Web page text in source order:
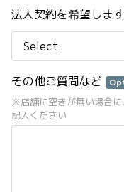
法人契約を希望しま
その他ご質問など
※店舗に空きが無い場合
記入ください